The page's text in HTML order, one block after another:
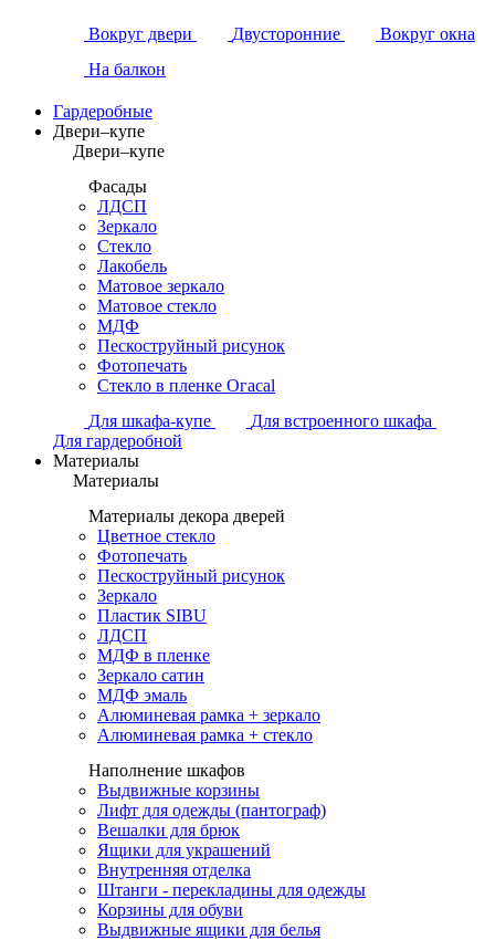
Вокруг двери Двусторонние
Вокруг окна
На балкон
Гардеробные
Двери–купе
Двери–купе
Фасады
ЛДСП
Зеркало
Стекло
Лакобель
Матовое зеркало
Матовое стекло
МДФ
Пескоструйный рисунок
Фотопечать
Стекло в пленке Огасаl
Для шкафа-купе
Для встроенного шкафа
Для гардеробной
Материалы
Материалы
Материалы декора дверей
Цветное стекло
Фотопечать
Пескоструйный рисунок
Зеркало
Пластик SIBU
ЛДСП
МДФ в пленке
Зеркало сатин
МДФ эмаль
Алюминевая рамка + зеркало
Алюминевая рамка + стекло
Наполнение шкафов
Выдвижные корзины
Лифт для одежды (пантограф)
Вешалки для брюк
Ящики для украшений
Внутренняя отделка
Штанги - перекладины для одежды
Корзины для обуви
Выдвижные ящики для белья